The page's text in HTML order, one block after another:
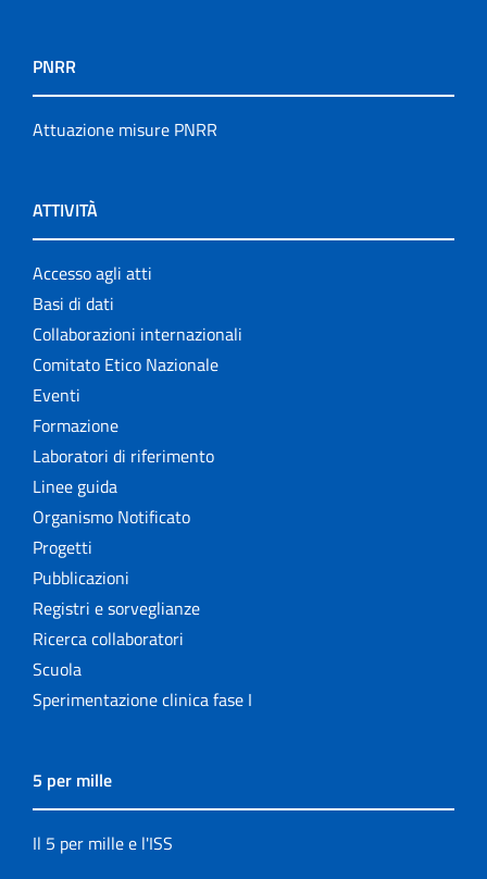
PNRR
Attuazione misure PNRR
ATTIVITÀ
Accesso agli atti
Basi di dati
Collaborazioni internazionali
Comitato Etico Nazionale
Eventi
Formazione
Laboratori di riferimento
Linee guida
Organismo Notificato
Progetti
Pubblicazioni
Registri e sorveglianze
Ricerca collaboratori
Scuola
Sperimentazione clinica fase I
5 per mille
Il 5 per mille e l'ISS